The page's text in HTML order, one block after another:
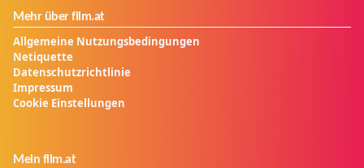
Mehr über film.at
Allgemeine Nutzungsbedingungen
Netiquette
Datenschutzrichtlinie
Impressum
Cookie Einstellungen
Mein film.at